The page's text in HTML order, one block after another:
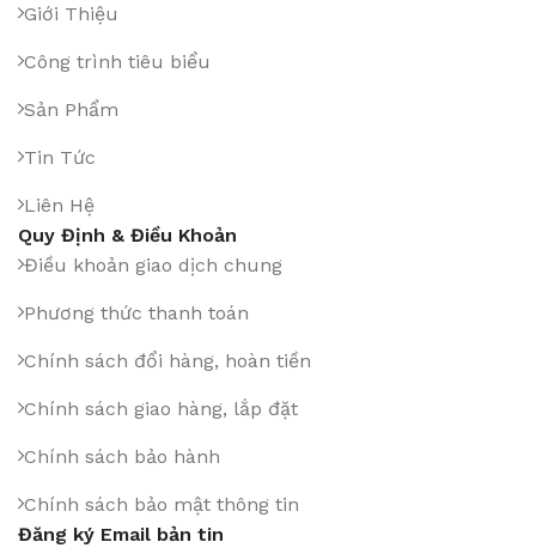
Giới Thiệu
Công trình tiêu biểu
Sản Phẩm
Tin Tức
Liên Hệ
Quy Định & Điều Khoản
Điều khoản giao dịch chung
Phương thức thanh toán
Chính sách đổi hàng, hoàn tiền
Chính sách giao hàng, lắp đặt
Chính sách bảo hành
Chính sách bảo mật thông tin
Đăng ký Email bản tin